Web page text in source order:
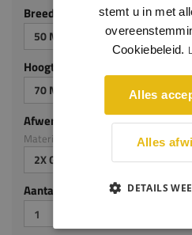
Breedte (mm)
50 MM
Hoogte (mm)
70 MM
Afwerking
Materiaal: MDF v313
2X GEGROND
Aantal stuks
stemt u in met
Cookiebeleid.
Alles
Alles
DETAILS